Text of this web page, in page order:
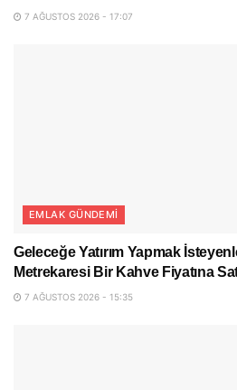
7 AĞUSTOS 2026 - 17:07
EMLAK GÜNDEMI
Geleceğe Yatırım Yapmak
Metrekaresi Bir Kahve Fiyatına
7 AĞUSTOS 2026 - 15:35